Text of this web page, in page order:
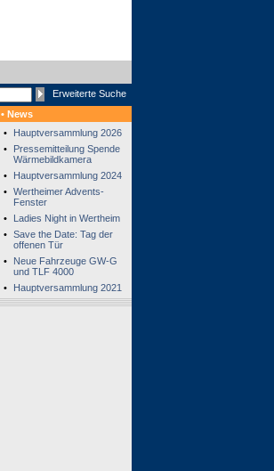
Erweiterte Suche
• News
•
Hauptversammlung 2026
•
Pressemitteilung Spende
Wärmebildkamera
•
Hauptversammlung 2024
• Wertheimer Advents-
Fenster
•
Ladies Night in Wertheim
• Save the Date: Tag der
offenen Tür
•
Neue Fahrzeuge GW-G
und TLF 4000
•
Hauptversammlung 2021